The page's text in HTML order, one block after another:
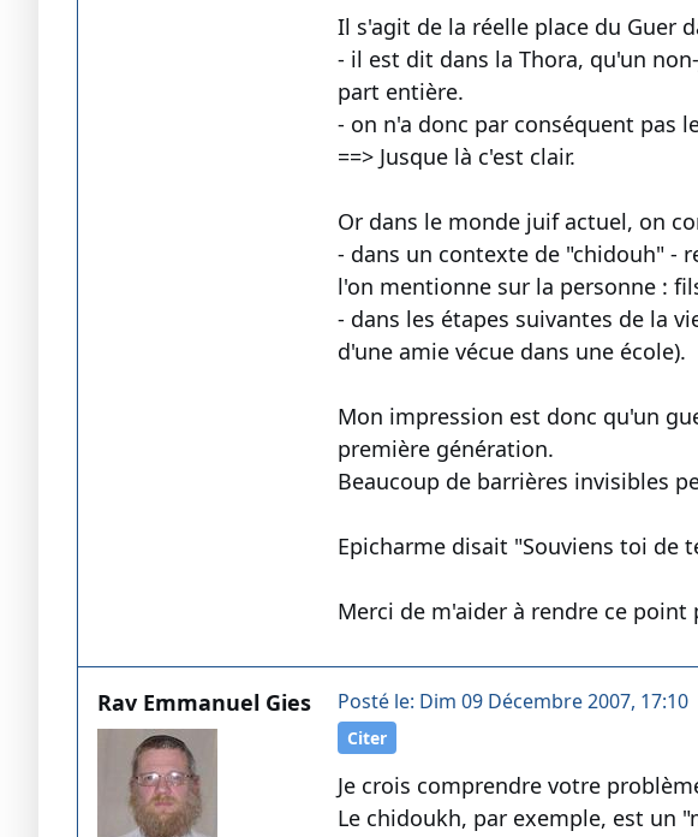
Il s'agit de la réelle place du Guer
- il est dit dans la Thora, qu'un
part entière.
- on n'a donc par conséquent pas
==> Jusque là c'est clair.
Or dans le monde juif actuel, on
- dans un contexte de "chidouh" -
l'on mentionne sur la personne :
- dans les étapes suivantes de la
d'une amie vécue dans une école).
Mon impression est donc qu'un
première génération.
Beaucoup de barrières invisibles
Epicharme disait "Souviens toi de
Merci de m'aider à rendre ce point
Rav Emmanuel Gies Posté le: Dim 09 Décembre 2007, 17:10
Citer
Je crois comprendre votre
Le chidoukh, par exemple, est un